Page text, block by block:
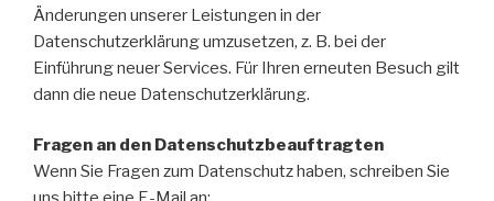
Änderungen unserer Leistungen in der
Datenschutzerklärung umzusetzen, z. B. bei der
Einführung neuer Services. Für Ihren erneuten Besuch gilt
dann die neue Datenschutzerklärung.
Fragen an den Datenschutzbeauftragten
Wenn Sie Fragen zum Datenschutz haben, schreiben Sie